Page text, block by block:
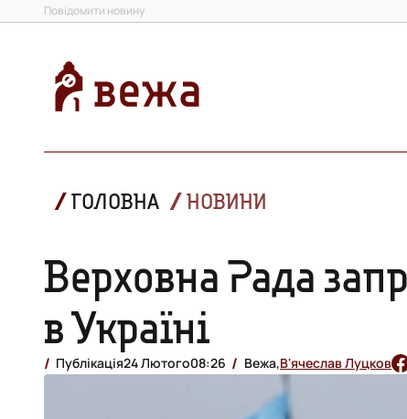
Повідомити новину
ГОЛОВНА НОВИНИ
Верховна Рада
в Україні
Публікація24 Лютого08:26 Вежа,В'ячеслав Луцков